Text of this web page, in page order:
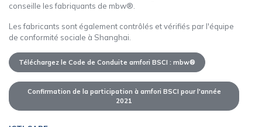
conseille les fabriquants de mbw®.
Les fabricants sont également contrôlés et vérifiés par l'équipe
de conformité sociale à Shanghai.
Téléchargez le Code de Conduite amfori BSCI : mbw®
Confirmation de la participation à amfori BSCI pour l'année
2021